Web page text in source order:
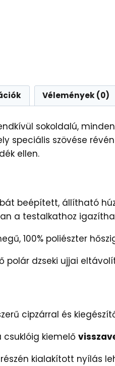
Vélemények (0)
sokoldalú,
speciális szövése
ellen.
beépített, állítható
a testalkathoz
100% poliészter
polár dzseki ujjai
cipzárral és
kiemelő
kialakított nyílás